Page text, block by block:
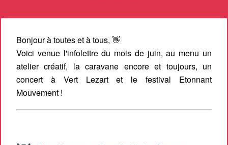
Bonjour à toutes et à tous, 👋
Voici venue l'infolettre du mois de juin, au menu un
atelier créatif, la caravane encore et toujours, un
concert à Vert Lezart et le festival Etonnant
Mouvement !